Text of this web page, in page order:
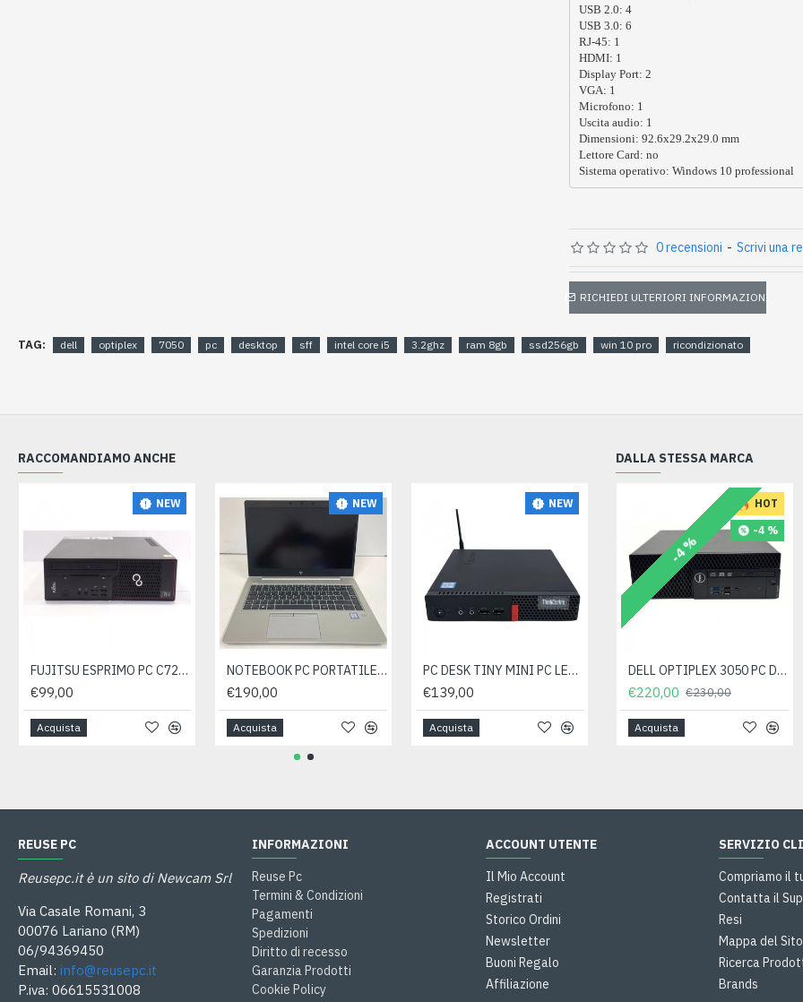
USB 2.0: 4
USB 3.0: 6
RJ-45: 1
HDMI: 1
Display Port: 2
VGA: 1
Microfono: 1
Uscita audio: 1
Dimensioni: 92.6x29.2x29.0 mm
Lettore Card: no
Sistema operativo: Windows 10 professional
0 recensioni - Scrivi una
RICHIEDI ULTERIORI INFORMAZIONI
TAG: dell optiplex 7050 pc desktop sff intel core i5 3.2ghz ram 8gb ssd256gb win 10 pro ricondizionato
RACCOMANDIAMO ANCHE
NEW
FUJITSU ESPRIMO PC C720 SFF INTEL CORE I5 3.20GHZ RAM 16GB SSD250GB WIN 10- ricondizionato
€99,00
Acquista
NEW
NOTEBOOK PC PORTATILE HP ELITEBOOK 840 G5 I5-8350U RAM 8GB SSD 512GB WIN 11 PRO- ricondizionato
€190,00
Acquista
NEW
PC DESK TINY MINI PC LENOVO THINKCENTRE M710Q INTEL I5-7500T 256GB 8GB WIN 11 PRO- ricondizionato
€139,00
Acquista
NEW
NOTEBOOK PC PORTATILE LENOVO THINKPAD X270 TOUCH I5-7300U 8GB 256GB WIN 11 PRO- ricondizionato
€158,00
Acquista
DALLA STESSA MARCA
HOT
-4 %
-4 %
DELL OPTIPLEX 3050 PC DESKTOP SFF INTEL CORE I7-6700 RAM 16GB SSD 256GB WIN 11 PRO- RICONDIZIONATO
€220,00 €230,00
Acquista
REUSE PC
Reusepc.it è un sito di Newcam Srl
Via Casale Romani, 3
00076 Lariano (RM)
06/94369450
Email: info@reusepc.it
P.iva: 06615531008
INFORMAZIONI
Reuse Pc
Termini & Condizioni
Pagamenti
Spedizioni
Diritto di recesso
Garanzia Prodotti
Cookie Policy
ACCOUNT UTENTE
Il Mio Account
Registrati
Storico Ordini
Newsletter
Buoni Regalo
Affiliazione
SERVIZIO
Compriamo il
Contatta il
Resi
Mappa del Sito
Ricerca
Brands